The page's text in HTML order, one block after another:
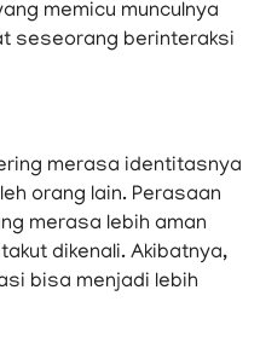
memicu munculnya
seseorang berinteraksi
merasa identitasnya
orang lain. Perasaan
merasa lebih aman
dikenali. Akibatnya,
bisa menjadi lebih